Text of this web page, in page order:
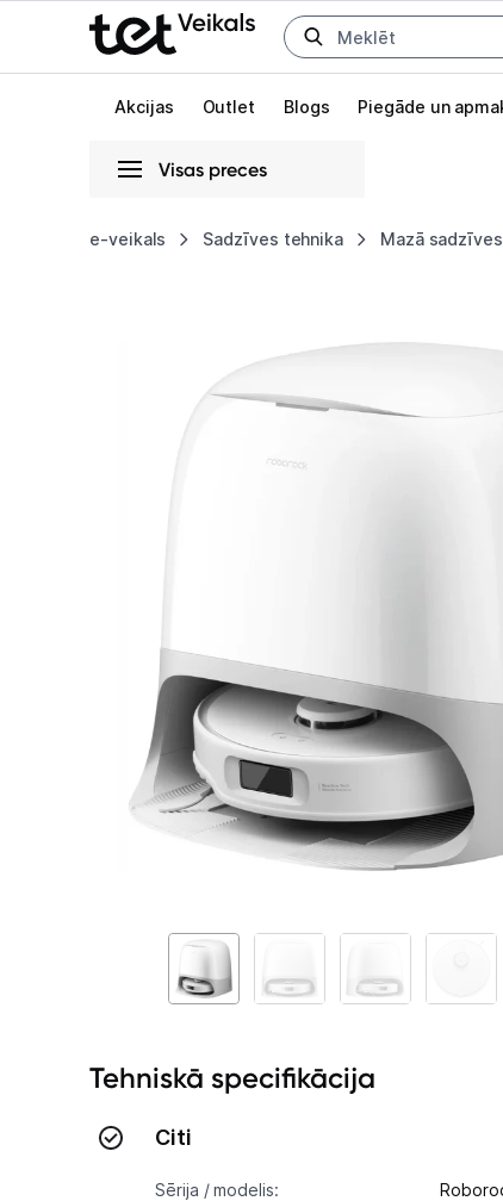
Uz kategorijam Uz galveno saturu
Akcijas Outlet Blogs Piegāde un
Visas preces
e-veikals Sadzīves tehnika Mazā
Globāls iestatījums animāciju aktivizēšanai vai deaktivizēšanai
Roborock
Tehniskā specifikācija
Citi
Sērija / modelis: